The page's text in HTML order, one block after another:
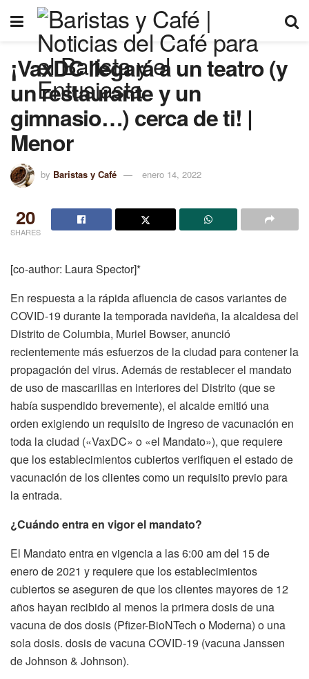
¡VaxDC llegará a un teatro (y
un restaurante y un
gimnasio…) cerca de ti! |
Menor
by Baristas y Café enero 14, 2022
20
SHARES
[co-author: Laura Spector]*
En respuesta a la rápida afluencia de casos variantes de
COVID-19 durante la temporada navideña, la alcaldesa del
Distrito de Columbia, Muriel Bowser, anunció
recientemente más esfuerzos de la ciudad para contener la
propagación del virus. Además de restablecer el mandato
de uso de mascarillas en interiores del Distrito (que se
había suspendido brevemente), el alcalde emitió una
orden exigiendo un requisito de ingreso de vacunación en
toda la ciudad («VaxDC» o «el Mandato»), que requiere
que los establecimientos cubiertos verifiquen el estado de
vacunación de los clientes como un requisito previo para
la entrada.
¿Cuándo entra en vigor el mandato?
El Mandato entra en vigencia a las 6:00 am del 15 de
enero de 2021 y requiere que los establecimientos
cubiertos se aseguren de que los clientes mayores de 12
años hayan recibido al menos la primera dosis de una
vacuna de dos dosis (Pfizer-BioNTech o Moderna) o una
sola dosis. dosis de vacuna COVID-19 (vacuna Janssen
de Johnson & Johnson).